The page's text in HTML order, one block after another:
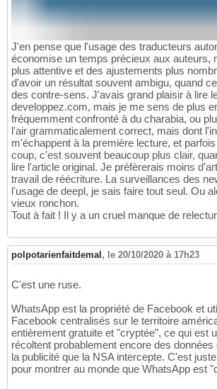
J'en pense que l'usage des traducteurs
économise un temps précieux aux auteurs,
plus attentive et des ajustements plus
d'avoir un résultat souvent ambigu, quand
des contre-sens. J'avais grand plaisir à lire
developpez.com, mais je me sens de plus
fréquemment confronté à du charabia, ou
l'air grammaticalement correct, mais dont
m'échappent à la première lecture, et
coup, c'est souvent beaucoup plus clair,
lire l'article original. Je préfèrerais moins
travail de réécriture. La surveillances des
l'usage de deepl, je sais faire tout seul. Ou
vieux ronchon.
Tout à fait ! Il y a un cruel manque de
polpotarienfaitdemal , le 20/10/2020 à 17h23
C'est une ruse.
WhatsApp est la propriété de Facebook et
Facebook centralisés sur le territoire
entièrement gratuite et "cryptée", ce qui est
récoltent probablement encore des
la publicité que la NSA intercepte. C'est
pour montrer au monde que WhatsApp est